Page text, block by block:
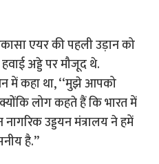
एयर की पहली उड़ान को
अड्डे पर मौजूद थे.
में कहा था, ‘‘मुझे आपको
लोग कहते हैं कि भारत में
उड्डयन मंत्रालय ने हमें
है.’’